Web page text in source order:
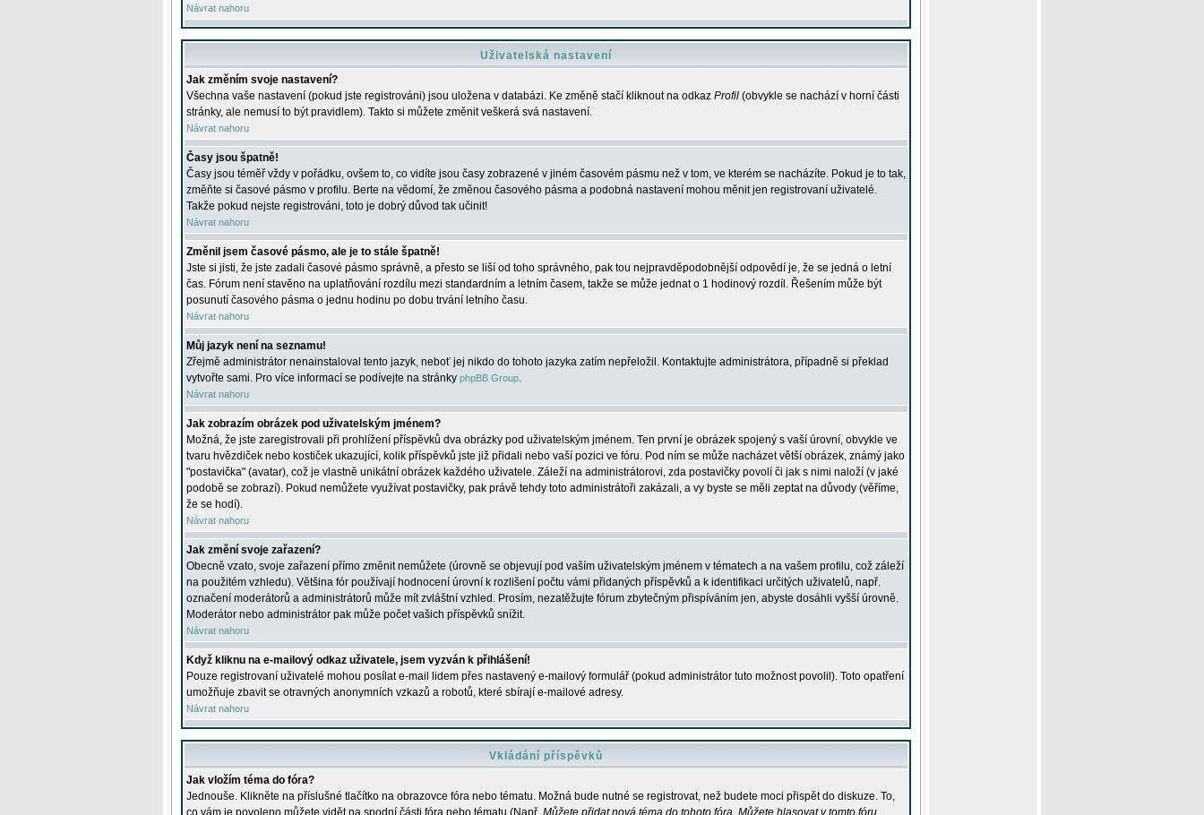
Návrat nahoru
Uživatelská nastavení
Jak změním svoje nastavení?
Všechna vaše nastavení (pokud jste registrováni) jsou uložena v databázi. Ke změně stačí kliknout na odkaz Profil (obvykle se nachází v horní části
stránky, ale nemusí to být pravidlem). Takto si můžete změnit veškerá svá nastavení.
Návrat nahoru
Časy jsou špatně!
Časy jsou téměř vždy v pořádku, ovšem to, co vidíte jsou časy zobrazené v jiném časovém pásmu než v tom, ve kterém se nacházíte. Pokud je to tak,
změňte si časové pásmo v profilu. Berte na vědomí, že změnou časového pásma a podobná nastavení mohou měnit jen registrovaní uživatelé.
Takže pokud nejste registrováni, toto je dobrý důvod tak učinit!
Návrat nahoru
Změnil jsem časové pásmo, ale je to stále špatně!
Jste si jisti, že jste zadali časové pásmo správně, a přesto se liší od toho správného, pak tou nejpravděpodobnější odpovědí je, že se jedná o letní
čas. Fórum není stavěno na uplatňování rozdílu mezi standardním a letním časem, takže se může jednat o 1 hodinový rozdíl. Řešením může být
posunutí časového pásma o jednu hodinu po dobu trvání letního času.
Návrat nahoru
Můj jazyk není na seznamu!
Zřejmě administrátor nenainstaloval tento jazyk, neboť jej nikdo do tohoto jazyka zatím nepřeložil. Kontaktujte administrátora, případně si překlad
vytvořte sami. Pro více informací se podívejte na stránky phpBB Group.
Návrat nahoru
Jak zobrazím obrázek pod uživatelským jménem?
Možná, že jste zaregistrovali při prohlížení příspěvků dva obrázky pod uživatelským jménem. Ten první je obrázek spojený s vaší úrovní, obvykle ve
tvaru hvězdiček nebo kostiček ukazující, kolik příspěvků jste již přidali nebo vaší pozici ve fóru. Pod ním se může nacházet větší obrázek, známý jako
"postavička" (avatar), což je vlastně unikátní obrázek každého uživatele. Záleží na administrátorovi, zda postavičky povolí či jak s nimi naloží (v jaké
podobě se zobrazí). Pokud nemůžete využívat postavičky, pak právě tehdy toto administrátoři zakázali, a vy byste se měli zeptat na důvody (věříme,
že se hodí).
Návrat nahoru
Jak změní svoje zařazení?
Obecně vzato, svoje zařazení přímo změnit nemůžete (úrovně se objevují pod vaším uživatelským jménem v tématech a na vašem profilu, což záleží
na použitém vzhledu). Většina fór používají hodnocení úrovní k rozlišení počtu vámi přidaných příspěvků a k identifikaci určitých uživatelů, např.
označení moderátorů a administrátorů může mít zvláštní vzhled. Prosím, nezatěžujte fórum zbytečným přispíváním jen, abyste dosáhli vyšší úrovně.
Moderátor nebo administrátor pak může počet vašich příspěvků snížit.
Návrat nahoru
Když kliknu na e-mailový odkaz uživatele, jsem vyzván k přihlášení!
Pouze registrovaní uživatelé mohou posílat e-mail lidem přes nastavený e-mailový formulář (pokud administrátor tuto možnost povolil). Toto opatření
umožňuje zbavit se otravných anonymních vzkazů a robotů, které sbírají e-mailové adresy.
Návrat nahoru
Vkládání příspěvků
Jak vložím téma do fóra?
Jednouše. Klikněte na příslušné tlačítko na obrazovce fóra nebo tématu. Možná bude nutné se registrovat, než budete moci přispět do diskuze. To,
co vám je povoleno můžete vidět na spodní části fóra nebo tématu (Např. Můžete přidat nová téma do tohoto fóra, Můžete hlasovat v tomto fóru,